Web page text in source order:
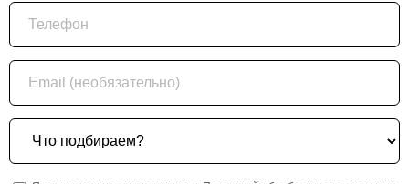
Телефон
Email (необязательно)
Что подбираем?